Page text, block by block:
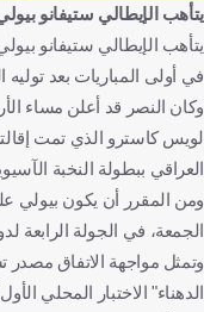
الاتفاق
ستيفانو
كرة قدم
يتأهب الإيطالي ستيفانو
يتأهب الإيطالي ستيفانو
في أولى المباريات بعد توليه
وكان النصر قد أعلن مساء
لويس كاسترو الذي تمت
العراقي ببطولة النخبة
ومن المقرر أن يكون بيولي
الجمعة، في الجولة
وتمثل مواجهة الاتفاق
الدهناء" الاختبار المحلي